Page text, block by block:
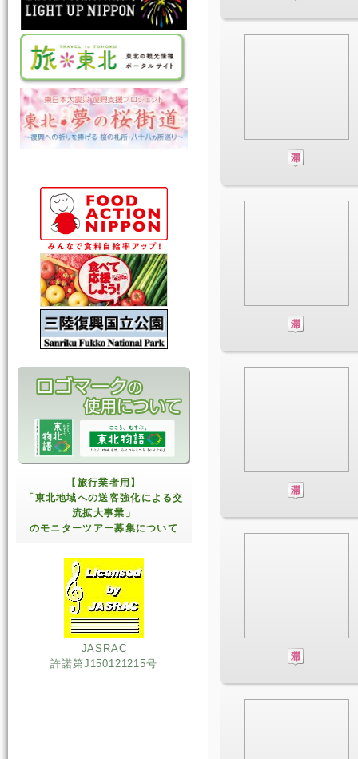
【旅行業者用】
「東北地域への送客強化による交
流拡大事業」
のモニターツアー募集について
JASRAC
許諾第J150121215号